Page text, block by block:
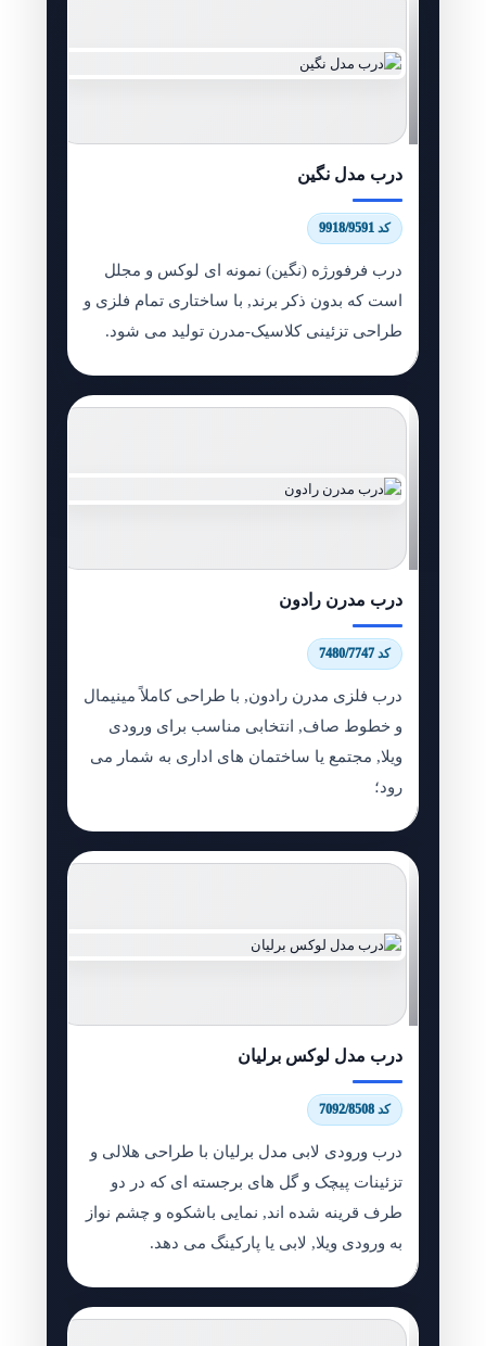
درب مدل نگین
کد 9918/9591
درب فرفورژه (نگین) نمونه ای لوکس و مجلل
است که بدون ذکر برند, با ساختاری تمام فلزی و
طراحی تزئینی کلاسیک-مدرن تولید می شود.
درب مدرن رادون
کد 7480/7747
درب فلزی مدرن رادون, با طراحی کاملاً مینیمال
و خطوط صاف, انتخابی مناسب برای ورودی
ویلا, مجتمع یا ساختمان های اداری به شمار می
رود؛
درب مدل لوکس برلیان
کد 7092/8508
درب ورودی لابی مدل برلیان با طراحی هلالی و
تزئینات پیچک و گل های برجسته ای که در دو
طرف قرینه شده اند, نمایی باشکوه و چشم نواز
به ورودی ویلا, لابی یا پارکینگ می دهد.